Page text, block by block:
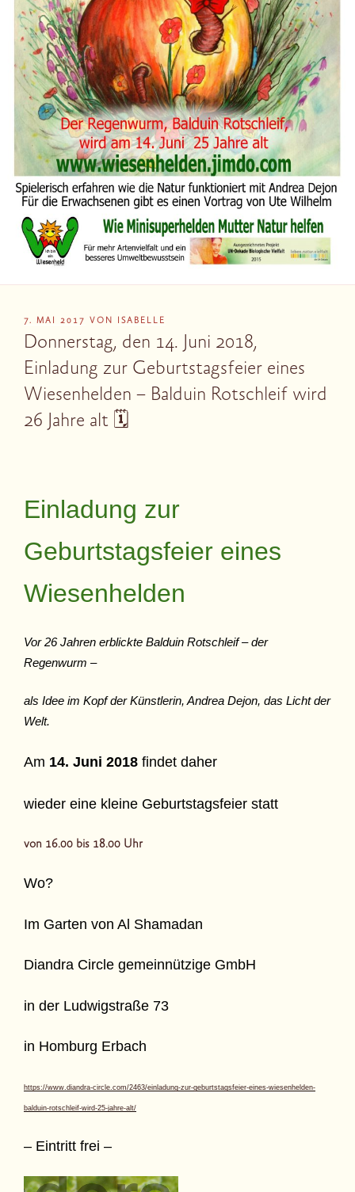
VERÖFFENTLICHT
AM
7. MAI 2017 VON ISABELLE
Donnerstag, den 14. Juni 2018,
Einladung zur Geburtstagsfeier eines
Wiesenhelden – Balduin Rotschleif wird
26 Jahre alt 🗓
Einladung zur
Geburtstagsfeier eines
Wiesenhelden
Vor 26 Jahren erblickte Balduin Rotschleif – der
Regenwurm –
als Idee im Kopf der Künstlerin, Andrea Dejon, das Licht der
Welt.
Am 14. Juni 2018 findet daher
wieder eine kleine Geburtstagsfeier statt
von 16.00 bis 18.00 Uhr
Wo?
Im Garten von Al Shamadan
Diandra Circle gemeinnützige GmbH
in der Ludwigstraße 73
in Homburg Erbach
https://www.diandra-circle.com/2463/einladung-zur-geburtstagsfeier-eines-wiesenhelden-
balduin-rotschleif-wird-25-jahre-alt/
– Eintritt frei –